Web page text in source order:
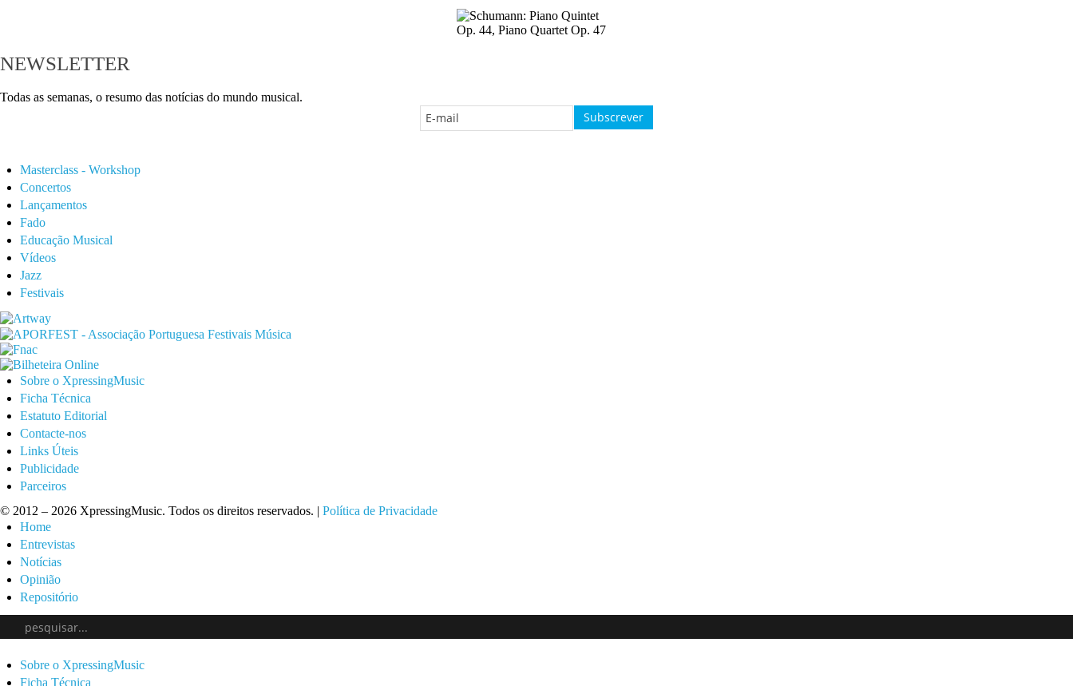
NEWSLETTER
Todas as semanas, o resumo das notícias do mundo musical.
Masterclass - Workshop
Concertos
Lançamentos
Fado
Educação Musical
Vídeos
Jazz
Festivais
Sobre o XpressingMusic
Ficha Técnica
Estatuto Editorial
Contacte-nos
Links Úteis
Publicidade
Parceiros
© 2012 – 2026 XpressingMusic. Todos os direitos reservados. | Política de Privacidade
Home
Entrevistas
Notícias
Opinião
Repositório
Sobre o XpressingMusic
Ficha Técnica